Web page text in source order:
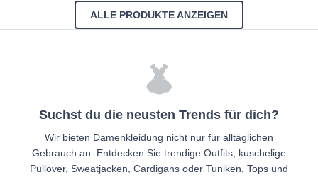
ALLE PRODUKTE ANZEIGEN
Suchst du die neusten Trends für dich?
Wir bieten Damenkleidung nicht nur für alltäglichen
Gebrauch an. Entdecken Sie trendige Outfits, kuschelige
Pullover, Sweatjacken, Cardigans oder Tuniken, Tops und